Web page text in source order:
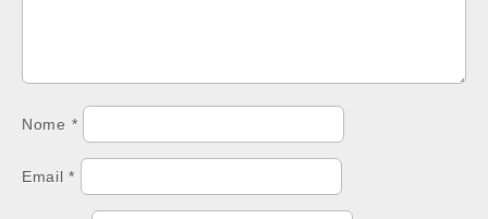
Nome *
Email*